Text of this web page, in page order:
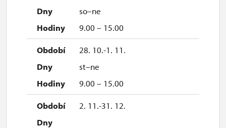
so–ne
9.00 – 15.00
28. 10.-1. 11.
st–ne
9.00 – 15.00
2. 11.-31. 12.